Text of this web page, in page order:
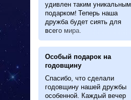
удивлен таким уникальным
подарком! Теперь наша
дружба будет сиять для
всего мира.
Особый подарок на
годовщину
Спасибо, что сделали
годовщину нашей дружбы
особенной. Каждый вечер